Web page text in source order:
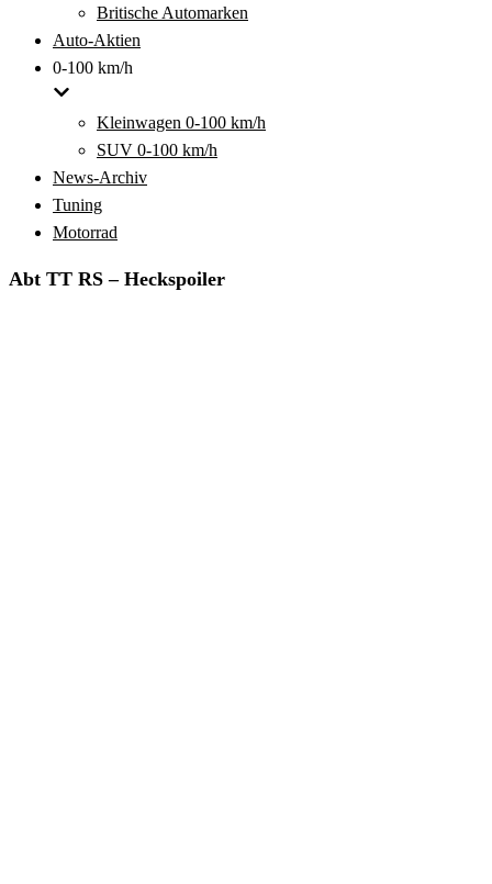
Britische Automarken
Auto-Aktien
0-100 km/h
Kleinwagen 0-100 km/h
SUV 0-100 km/h
News-Archiv
Tuning
Motorrad
Abt TT RS – Heckspoiler